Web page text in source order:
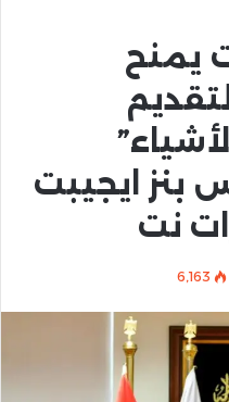
يمنح
بنز ايجيبت
نت
6٬163